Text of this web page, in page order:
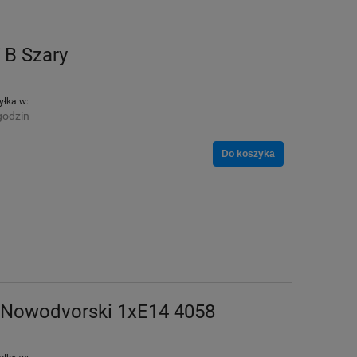
Szary
w:
Do koszyka
1xE14 4058